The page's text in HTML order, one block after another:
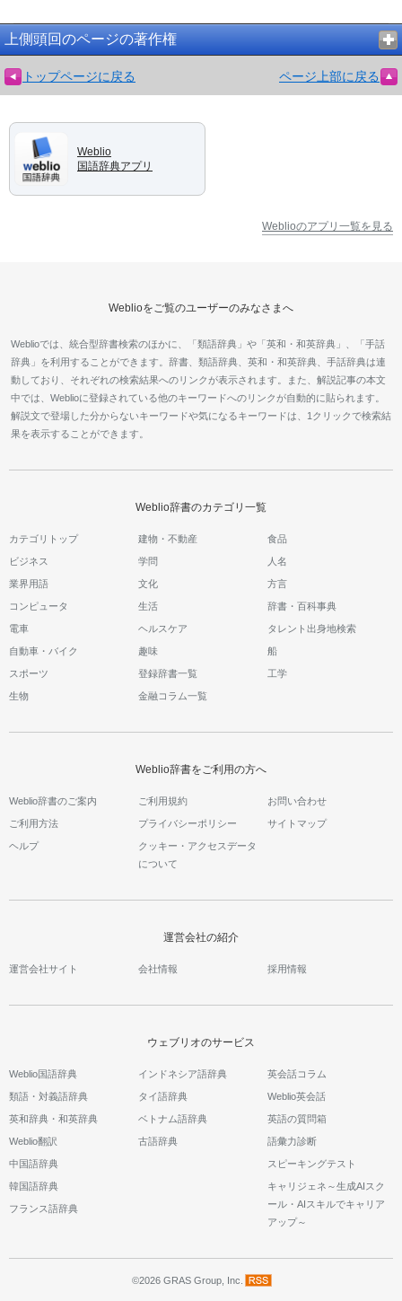
上側頭回のページの著作権
トップページに戻る ページ上部に戻る
Weblio
国語辞典アプリ
Weblioのアプリ一覧を見る
Weblioをご覧のユーザーのみなさまへ
Weblioでは、統合型辞書検索のほかに、「類語辞典」や「英和・和英辞典」、「手話
辞典」を利用することができます。辞書、類語辞典、英和・和英辞典、手話辞典は連
動しており、それぞれの検索結果へのリンクが表示されます。また、解説記事の本文
中では、Weblioに登録されている他のキーワードへのリンクが自動的に貼られます。
解説文で登場した分からないキーワードや気になるキーワードは、1クリックで検索結
果を表示することができます。
Weblio辞書のカテゴリ一覧
カテゴリトップ 建物・不動産 食品
ビジネス 学問 人名
業界用語 文化 方言
コンピュータ 生活 辞書・百科事典
電車 ヘルスケア タレント出身地検索
自動車・バイク 趣味 船
スポーツ 登録辞書一覧 工学
生物 金融コラム一覧
Weblio辞書をご利用の方へ
Weblio辞書のご案内 ご利用規約 お問い合わせ
ご利用方法 プライバシーポリシー サイトマップ
ヘルプ
クッキー・アクセスデータ
について
運営会社の紹介
運営会社サイト 会社情報 採用情報
ウェブリオのサービス
Weblio国語辞典
類語・対義語辞典
英和辞典・和英辞典
Weblio翻訳
中国語辞典
韓国語辞典
フランス語辞典
インドネシア語辞典
タイ語辞典
ベトナム語辞典
古語辞典
英会話コラム
Weblio英会話
英語の質問箱
語彙力診断
スピーキングテスト
キャリジェネ～生成AIスク
ール・AIスキルでキャリア
アップ～
©2026 GRAS Group, Inc.